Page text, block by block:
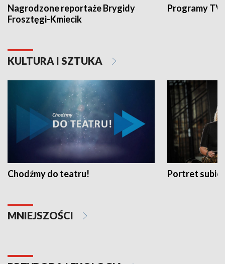
Nagrodzone reportaże Brygidy
Frosztęgi-Kmiecik
Programy
KULTURA I SZTUKA
Chodźmy do teatru! Portret
MNIEJSZOŚCI